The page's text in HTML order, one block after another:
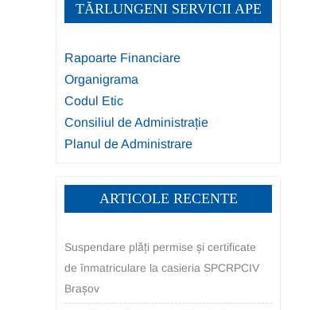
TĂRLUNGENI SERVICII APE
Rapoarte Financiare
Organigrama
Codul Etic
Consiliul de Administrație
Planul de Administrare
ARTICOLE RECENTE
Suspendare plăți permise și certificate
de înmatriculare la casieria SPCRPCIV
Brașov